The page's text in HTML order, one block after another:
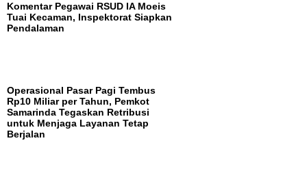
Komentar Pegawai RSUD IA Moeis
Tuai Kecaman, Inspektorat Siapkan
Pendalaman
Operasional Pasar Pagi Tembus
Rp10 Miliar per Tahun, Pemkot
Samarinda Tegaskan Retribusi
untuk Menjaga Layanan Tetap
Berjalan